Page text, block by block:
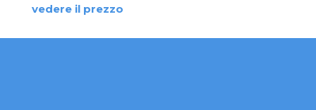
vedere il prezzo